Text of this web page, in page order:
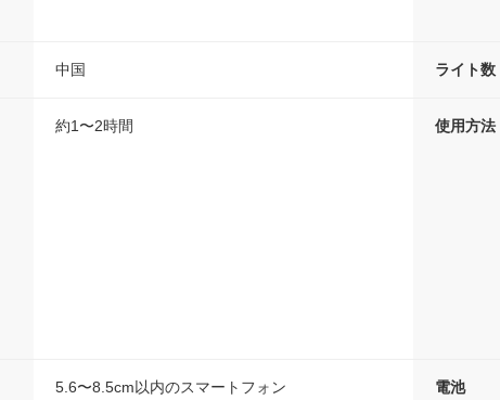
中国 ライト数
約1〜2時間 使用方法
5.6〜8.5cm以内のスマートフォン 電池